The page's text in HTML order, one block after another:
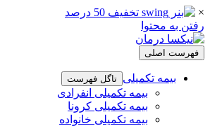
×
رفتن به محتوا
فهرست اصلی
بیمه تکمیلی تاگل فهرست
بیمه تکمیلی انفرادی
بیمه تکمیلی کرونا
بیمه تکمیلی خانواده